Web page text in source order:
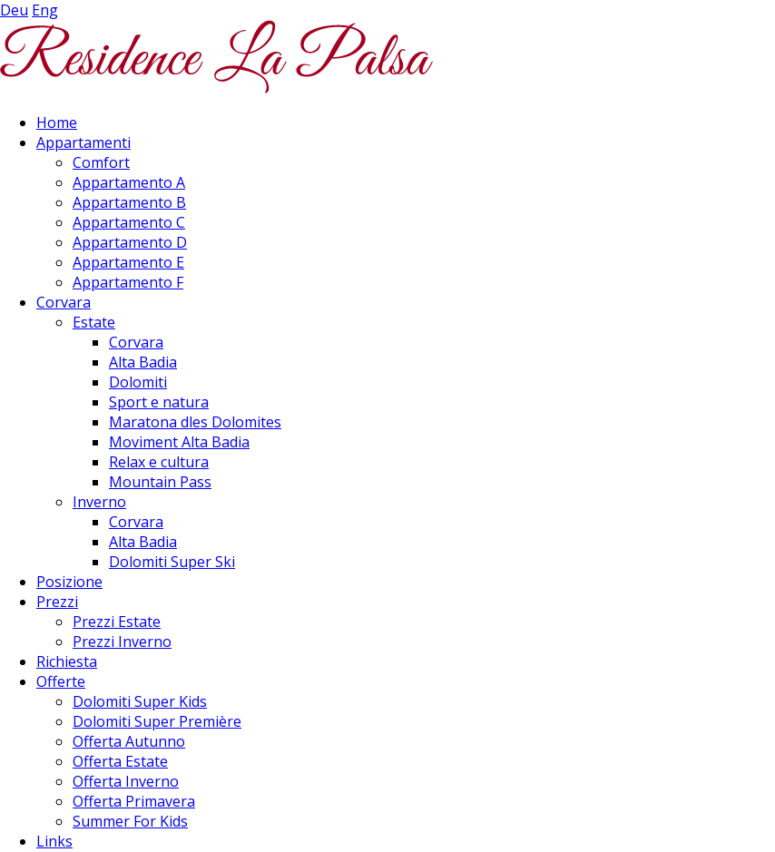
Deu Eng
Home
Appartamenti
Comfort
Appartamento A
Appartamento B
Appartamento C
Appartamento D
Appartamento E
Appartamento F
Corvara
Estate
Corvara
Alta Badia
Dolomiti
Sport e natura
Maratona dles Dolomites
Moviment Alta Badia
Relax e cultura
Mountain Pass
Inverno
Corvara
Alta Badia
Dolomiti Super Ski
Posizione
Prezzi
Prezzi Estate
Prezzi Inverno
Richiesta
Offerte
Dolomiti Super Kids
Dolomiti Super Première
Offerta Autunno
Offerta Estate
Offerta Inverno
Offerta Primavera
Summer For Kids
Links